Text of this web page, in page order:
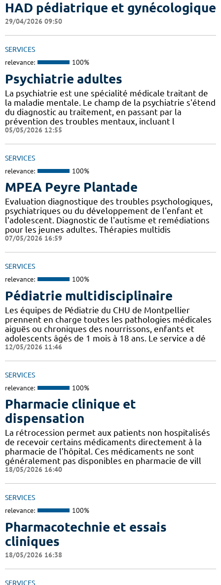
HAD pédiatrique et gynécologique
29/04/2026 09:50
SERVICES
relevance: 100%
Psychiatrie adultes
La psychiatrie est une spécialité médicale traitant de
la maladie mentale. Le champ de la psychiatrie s'étend
du diagnostic au traitement, en passant par la
prévention des troubles mentaux, incluant l
05/05/2026 12:55
SERVICES
relevance: 100%
MPEA Peyre Plantade
Evaluation diagnostique des troubles psychologiques,
psychiatriques ou du développement de l'enfant et
l'adolescent. Diagnostic de l'autisme et remédiations
pour les jeunes adultes. Thérapies multidis
07/05/2026 16:59
SERVICES
relevance: 100%
Pédiatrie multidisciplinaire
Les équipes de Pédiatrie du CHU de Montpellier
prennent en charge toutes les pathologies médicales
aiguës ou chroniques des nourrissons, enfants et
adolescents âgés de 1 mois à 18 ans. Le service a dé
12/05/2026 11:46
SERVICES
relevance: 100%
Pharmacie clinique et
dispensation
La rétrocession permet aux patients non hospitalisés
de recevoir certains médicaments directement à la
pharmacie de l’hôpital. Ces médicaments ne sont
généralement pas disponibles en pharmacie de vill
18/05/2026 16:40
SERVICES
relevance: 100%
Pharmacotechnie et essais
cliniques
18/05/2026 16:38
SERVICES